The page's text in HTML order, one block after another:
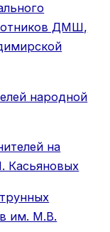
ДМШ,
народной
на
Касьяновых
им. М.В.